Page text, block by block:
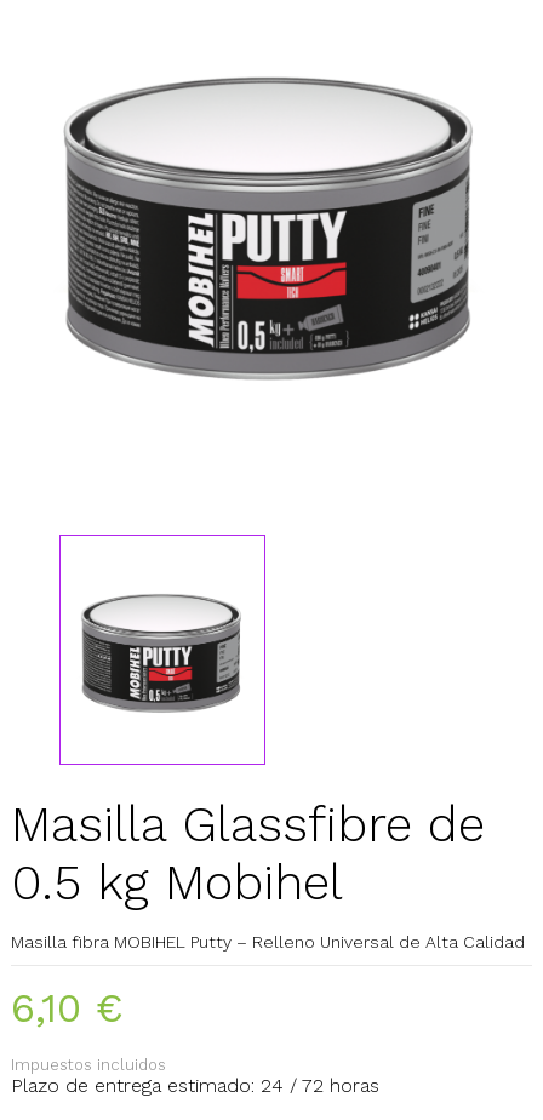
Masilla Glassfibre de
0.5 kg Mobihel
Masilla fibra MOBIHEL Putty – Relleno Universal de Alta Calidad
6,10 €
Impuestos incluidos
Plazo de entrega estimado: 24 / 72 horas